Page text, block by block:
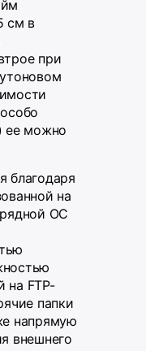
см в
при
ее можно
благодаря
на
ОС
на FTP-
папки
напрямую
внешнего